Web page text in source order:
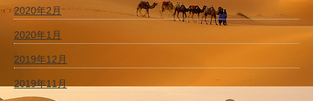
2020年2月
2020年1月
2019年12月
2019年11月